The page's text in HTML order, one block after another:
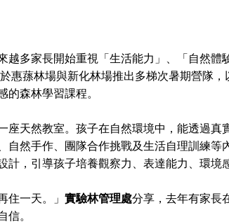
多家長開始重視「生活能力」、「自然體
惠蓀林場與新化林場推出多梯次暑期營隊
森林學習課程。
座天然教室。孩子在自然環境中，能透過
然手作、團隊合作挑戰及生活自理訓練
，引導孩子培養觀察力、表達能力、環境
住一天。」 實驗林管理處分享，去年有家長
。